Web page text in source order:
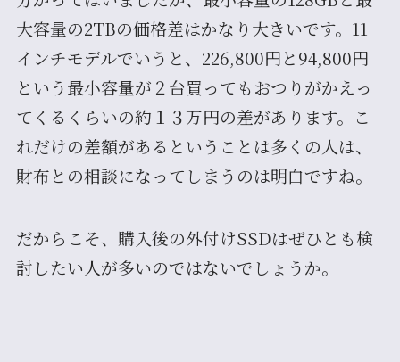
大容量の2TBの価格差はかなり大きいです。11
インチモデルでいうと、226,800円と94,800円
という最小容量が２台買ってもおつりがかえっ
てくるくらいの約１３万円の差があります。こ
れだけの差額があるということは多くの人は、
財布との相談になってしまうのは明白ですね。
だからこそ、購入後の外付けSSDはぜひとも検
討したい人が多いのではないでしょうか。